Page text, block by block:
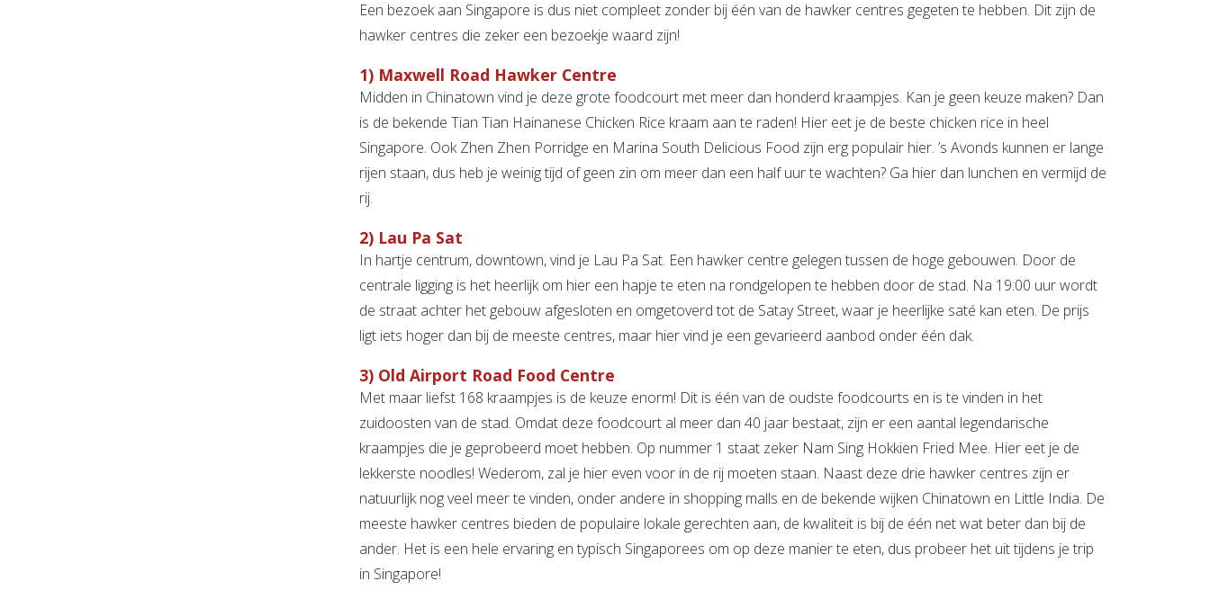
Een bezoek aan Singapore is dus niet compleet zonder bij één van de hawker centres gegeten te hebben. Dit zijn de
hawker centres die zeker een bezoekje waard zijn!
1) Maxwell Road Hawker Centre
Midden in Chinatown vind je deze grote foodcourt met meer dan honderd kraampjes. Kan je geen keuze maken? Dan
is de bekende Tian Tian Hainanese Chicken Rice kraam aan te raden! Hier eet je de beste chicken rice in heel
Singapore. Ook Zhen Zhen Porridge en Marina South Delicious Food zijn erg populair hier. ’s Avonds kunnen er lange
rijen staan, dus heb je weinig tijd of geen zin om meer dan een half uur te wachten? Ga hier dan lunchen en vermijd de
rij.
2) Lau Pa Sat
In hartje centrum, downtown, vind je Lau Pa Sat. Een hawker centre gelegen tussen de hoge gebouwen. Door de
centrale ligging is het heerlijk om hier een hapje te eten na rondgelopen te hebben door de stad. Na 19:00 uur wordt
de straat achter het gebouw afgesloten en omgetoverd tot de Satay Street, waar je heerlijke saté kan eten. De prijs
ligt iets hoger dan bij de meeste centres, maar hier vind je een gevarieerd aanbod onder één dak.
3) Old Airport Road Food Centre
Met maar liefst 168 kraampjes is de keuze enorm! Dit is één van de oudste foodcourts en is te vinden in het
zuidoosten van de stad. Omdat deze foodcourt al meer dan 40 jaar bestaat, zijn er een aantal legendarische
kraampjes die je geprobeerd moet hebben. Op nummer 1 staat zeker Nam Sing Hokkien Fried Mee. Hier eet je de
lekkerste noodles! Wederom, zal je hier even voor in de rij moeten staan. Naast deze drie hawker centres zijn er
natuurlijk nog veel meer te vinden, onder andere in shopping malls en de bekende wijken Chinatown en Little India. De
meeste hawker centres bieden de populaire lokale gerechten aan, de kwaliteit is bij de één net wat beter dan bij de
ander. Het is een hele ervaring en typisch Singaporees om op deze manier te eten, dus probeer het uit tijdens je trip
in Singapore!